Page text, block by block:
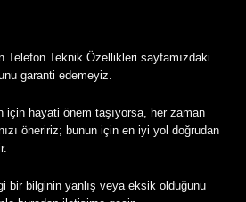
Telefon Teknik Özellikleri sayfamızdaki
garanti edemeyiz.
için hayati önem taşıyorsa, her zaman
öneririz; bunun için en iyi yol doğrudan
bir bilginin yanlış veya eksik olduğunu